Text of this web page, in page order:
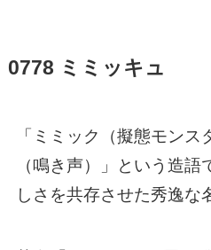
0778 ミミッキュ
「ミミック（擬態モンス
（鳴き声）」という造
しさを共存させた秀逸な